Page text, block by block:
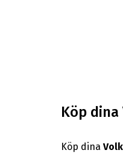
Köp
Köp dina